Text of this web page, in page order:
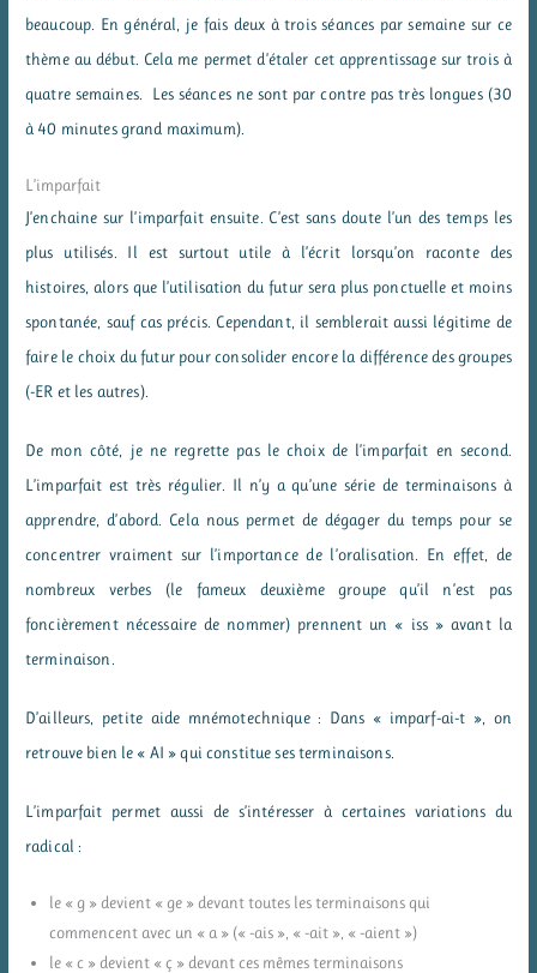
beaucoup. En général, je fais deux à trois séances par semaine sur ce
thème au début. Cela me permet d’étaler cet apprentissage sur trois à
quatre semaines. Les séances ne sont par contre pas très longues (30
à 40 minutes grand maximum).
L’imparfait
J’enchaine sur l’imparfait ensuite. C’est sans doute l’un des temps les
plus utilisés. Il est surtout utile à l’écrit lorsqu’on raconte des
histoires, alors que l’utilisation du futur sera plus ponctuelle et moins
spontanée, sauf cas précis. Cependant, il semblerait aussi légitime de
faire le choix du futur pour consolider encore la différence des groupes
(-ER et les autres).
De mon côté, je ne regrette pas le choix de l’imparfait en second.
L’imparfait est très régulier. Il n’y a qu’une série de terminaisons à
apprendre, d’abord. Cela nous permet de dégager du temps pour se
concentrer vraiment sur l’importance de l’oralisation. En effet, de
nombreux verbes (le fameux deuxième groupe qu’il n’est pas
foncièrement nécessaire de nommer) prennent un « iss » avant la
terminaison.
D’ailleurs, petite aide mnémotechnique : Dans « imparf-ai-t », on
retrouve bien le « AI » qui constitue ses terminaisons.
L’imparfait permet aussi de s’intéresser à certaines variations du
radical :
le « g » devient « ge » devant toutes les terminaisons qui
commencent avec un « a » (« -ais », « -ait », « -aient »)
le « c » devient « ç » devant ces mêmes terminaisons